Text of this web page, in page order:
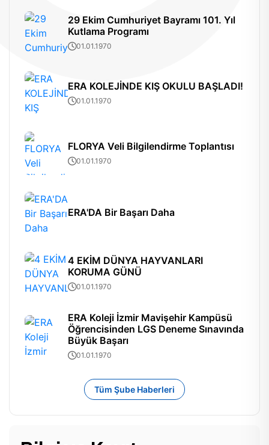
29 Ekim Cumhuriyet Bayramı 101. Yıl
Kutlama Programı
01.01.1970
ERA KOLEJİNDE KIŞ OKULU BAŞLADI!
01.01.1970
FLORYA Veli Bilgilendirme Toplantısı
01.01.1970
ERA'DA Bir Başarı Daha
4 EKİM DÜNYA HAYVANLARI
KORUMA GÜNÜ
01.01.1970
ERA Koleji İzmir Mavişehir Kampüsü
Öğrencisinden LGS Deneme Sınavında
Büyük Başarı
01.01.1970
Tüm Şube Haberleri